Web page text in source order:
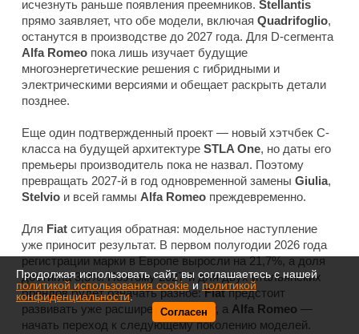
исчезнуть раньше появления преемников. Stellantis
прямо заявляет, что обе модели, включая Quadrifoglio,
останутся в производстве до 2027 года. Для D-сегмента
Alfa Romeo пока лишь изучает будущие
многоэнергетические решения с гибридными и
электрическими версиями и обещает раскрыть детали
позднее.
Еще один подтвержденный проект — новый хэтчбек C-
класса на будущей архитектуре STLA One, но даты его
премьеры производитель пока не назвал. Поэтому
превращать 2027-й в год одновременной замены Giulia,
Stelvio и всей гаммы Alfa Romeo преждевременно.
Для Fiat ситуация обратная: модельное наступление
уже приносит результат. В первом полугодии 2026 года
регистрации марки в Европе выросли на 21,7%, а доля
достигла 3,3%. Поэтому 2027-й для двух итальянских
брендов будет означать разное:Fiatпредстоит
развивать уже расширенную гамму, а Alfa Romeo —
начать переход к следующему поколению моделей.
Продолжая использовать сайт, вы соглашаетесь с нашей
политикой использования cookieиполитикой
конфиденциальности.
Согласен